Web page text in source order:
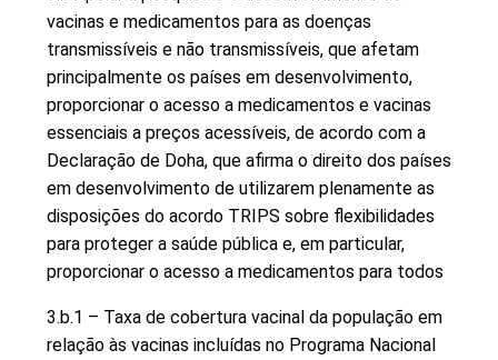
vacinas e medicamentos para as doenças
transmissíveis e não transmissíveis, que afetam
principalmente os países em desenvolvimento,
proporcionar o acesso a medicamentos e vacinas
essenciais a preços acessíveis, de acordo com a
Declaração de Doha, que afirma o direito dos países
em desenvolvimento de utilizarem plenamente as
disposições do acordo TRIPS sobre flexibilidades
para proteger a saúde pública e, em particular,
proporcionar o acesso a medicamentos para todos
3.b.1 – Taxa de cobertura vacinal da população em
relação às vacinas incluídas no Programa Nacional